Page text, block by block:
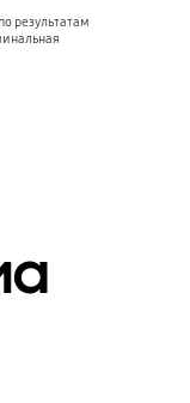
результатам